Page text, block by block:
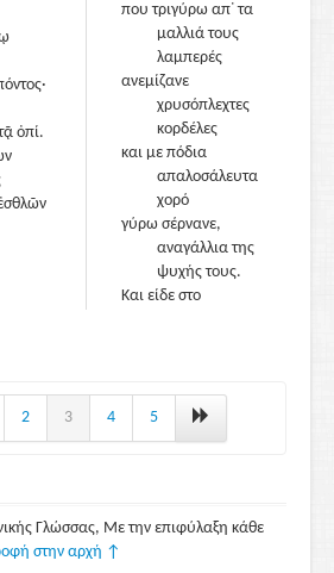
ὀπί.
που τριγύρω απ᾽ τα
μαλλιά τους
λαμπερές
ανεμίζανε
χρυσόπλεχτες
κορδέλες
και με πόδια
απαλοσάλευτα
χορό
γύρω σέρνανε,
αναγάλλια της
ψυχής τους.
Και είδε στο
Αμφιτρίτη,
του πατέρα του
γυναίκα
ντύνει εκείνη.
2 3 4 5
Γλώσσας, Με την επιφύλαξη κάθε
στην αρχή ↑